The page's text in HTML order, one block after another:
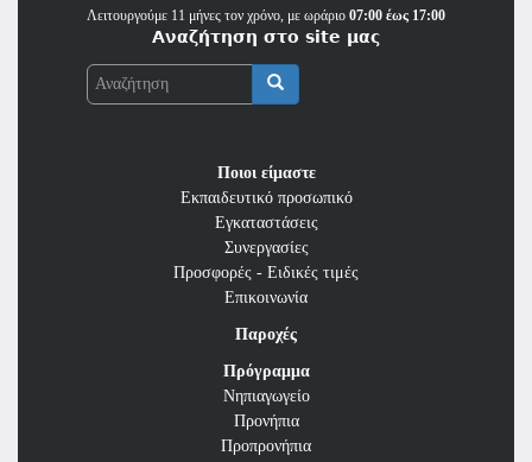
Λειτουργούμε 11 μήνες τον χρόνο, με ωράριο 07:00 έως 17:00
Αναζήτηση στο site μας
Ποιοι είμαστε
Εκπαιδευτικό προσωπικό
Εγκαταστάσεις
Συνεργασίες
Προσφορές - Ειδικές τιμές
Επικοινωνία
Παροχές
Πρόγραμμα
Νηπιαγωγείο
Προνήπια
Προπρονήπια